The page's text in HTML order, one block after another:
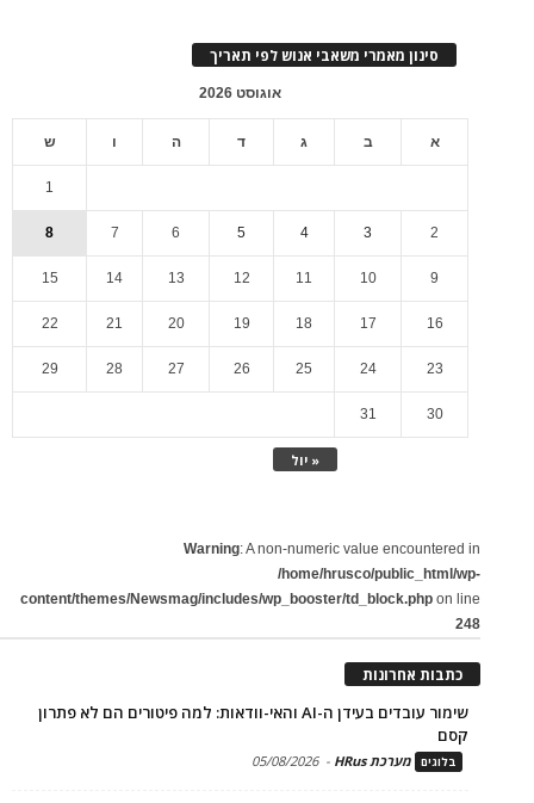
סינון מאמרי משאבי אנוש לפי תאריך
אוגוסט 2026
א ב ג ד ה ו ש
« יול
1
2
3
4
5
6
7
8
9
10
11
12
13
14
15
16
17
18
19
20
21
22
23
24
25
26
27
28
29
30
31
Warning: A non-numeric value encountered in
/home/hrusco/public_html/wp-
content/themes/Newsmag/includes/wp_booster/td_block.php on line
248
כתבות אחרונות
שימור עובדים בעידן ה-AI והאי-וודאות: למה פיטורים הם לא פתרון
קסם
בלוגים מערכת HRus -
05/08/2026